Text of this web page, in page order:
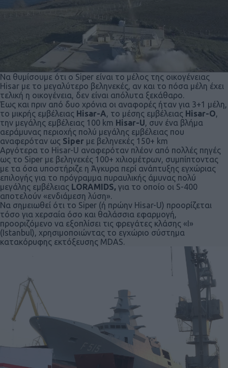
Να θυμίσουμε ότι ο Siper είναι το μέλος της οικογένειας
Hisar με το μεγαλύτερο βεληνεκές, αν και το πόσα μέλη έχει
τελική η οικογένεια, δεν είναι απόλυτα ξεκάθαρο.
Έως και πριν από δυο χρόνια οι αναφορές ήταν για 3+1 μέλη,
το μικρής εμβέλειας Hisar-A, το μέσης εμβέλειας Hisar-O,
την μεγάλης εμβέλειας 100 km Hisar-U, συν ένα βλήμα
αεράμυνας περιοχής πολύ μεγάλης εμβέλειας που
αναφερόταν ως Siper με βεληνεκές 150+ km
Αργότερα το Hisar-U αναφερόταν πλέον από πολλές πηγές
ως το Siper με βεληνεκές 100+ χιλιομέτρων, συμπίπτοντας
με τα όσα υποστήριζε η Άγκυρα περί ανάπτυξης εγχώριας
επιλογής για το πρόγραμμα πυραυλικής άμυνας πολύ
μεγάλης εμβέλειας LORAMIDS, για το οποίο οι S-400
αποτελούν «ενδιάμεση λύση».
Να σημειωθεί ότι το Siper (ή πρώην Hisar-U) προορίζεται
τόσο για χερσαία όσο και θαλάσσια εφαρμογή,
προοριζόμενο να εξοπλίσει τις φρεγάτες κλάσης «I»
(Istanbul), χρησιμοποιώντας το εγχώριο σύστημα
κατακόρυφης εκτόξευσης MDAS.